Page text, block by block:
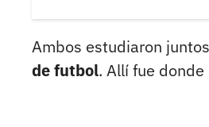
Ambos estudiaron
de futbol. Allí fue